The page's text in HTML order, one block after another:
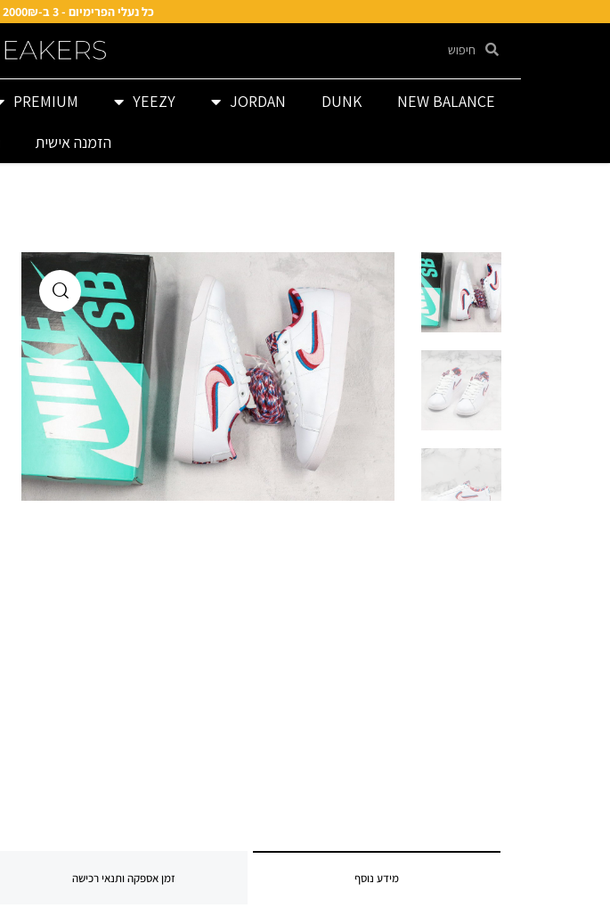
כל נעלי הפרימיום - 3 ב-2000₪ · נייק ואדידס - 3 ב-1200₪
NEW BALANCE
DUNK
JORDAN
YEEZY
PREMIUM
הזמנה אישית
מידע נוסף זמן אספקה ותנאי רכישה